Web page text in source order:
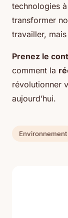
technologies
transformer
travailler,
Prenez le
comment la
révolutionner
aujourd’hui.
Environnement